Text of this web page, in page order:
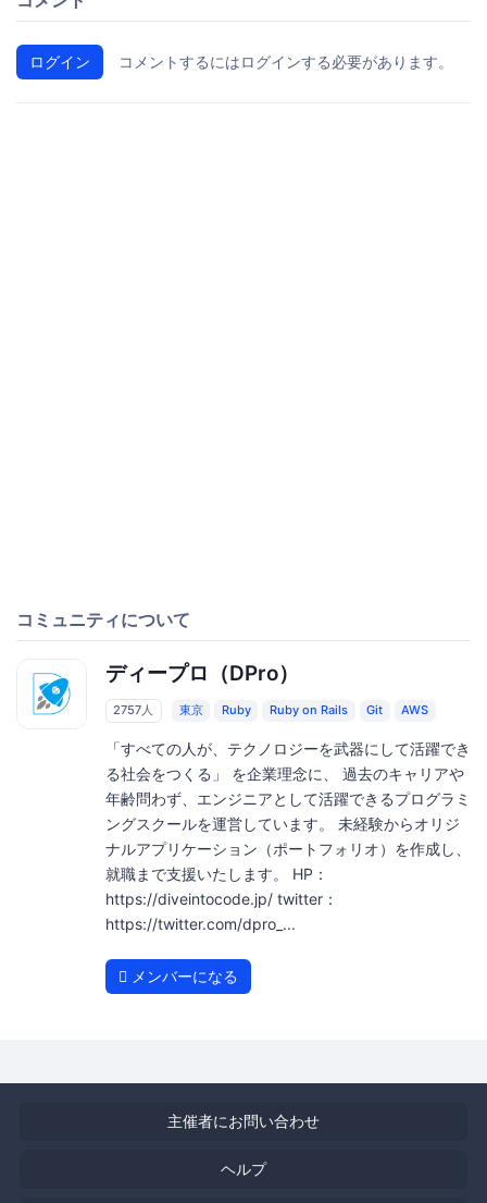
ログイン コメントするにはログインする必要があります。
コミュニティについて
ディープロ（DPro）
2757人 東京 Ruby Ruby on Rails Git AWS
「すべての人が、テクノロジーを武器にして活躍でき
る社会をつくる」 を企業理念に、 過去のキャリアや
年齢問わず、エンジニアとして活躍できるプログラミ
ングスクールを運営しています。 未経験からオリジ
ナルアプリケーション（ポートフォリオ）を作成し、
就職まで支援いたします。 HP：
https://diveintocode.jp/ twitter：
https://twitter.com/dpro_...
メンバーになる
主催者にお問い合わせ
ヘルプ